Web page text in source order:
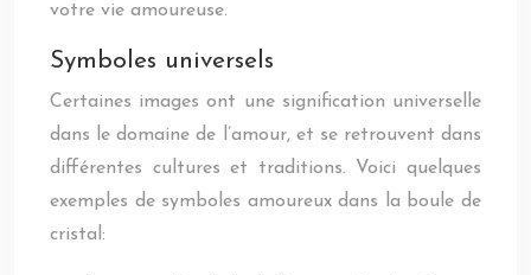
votre vie amoureuse.
Symboles universels
Certaines images ont une signification universelle
dans le domaine de l’amour, et se retrouvent dans
différentes cultures et traditions. Voici quelques
exemples de symboles amoureux dans la boule de
cristal: